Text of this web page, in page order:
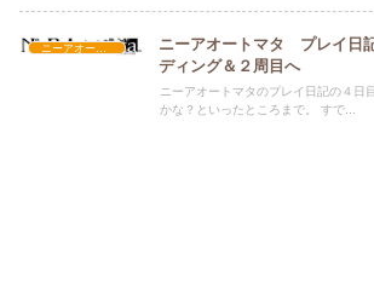
ニーアオートマタ
ニーアオートマタ プレイ日
ディング＆２周目へ
ニーアオートマタのプレイ日記の４日
かな？といったところまで。 すで...